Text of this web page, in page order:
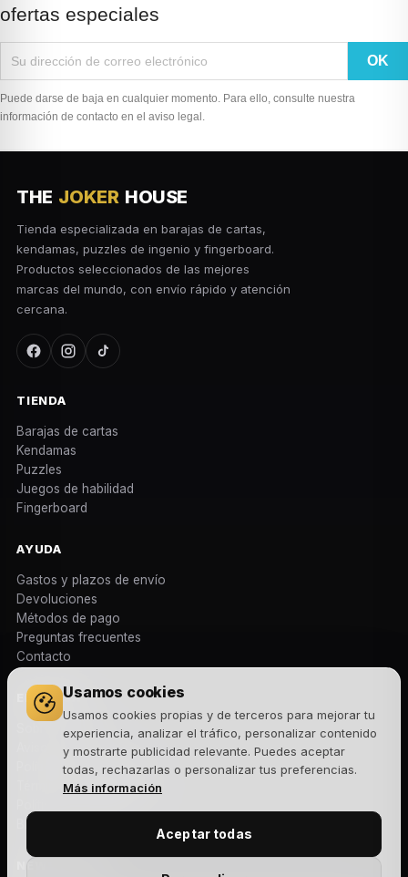
Usamos cookies
Usamos cookies propias y de terceros para mejorar tu
experiencia, analizar el tráfico, personalizar contenido
y mostrarte publicidad relevante. Puedes aceptar
todas, rechazarlas o personalizar tus preferencias.
Más información
Aceptar todas
ofertas especiales
Puede darse de baja en cualquier momento. Para ello, consulte nuestra
información de contacto en el aviso legal.
THE JOKER HOUSE
Tienda especializada en barajas de cartas,
kendamas, puzzles de ingenio y fingerboard.
Productos seleccionados de las mejores
marcas del mundo, con envío rápido y atención
cercana.
TIENDA
Barajas de cartas
Kendamas
Puzzles
Juegos de habilidad
Fingerboard
AYUDA
Gastos y plazos de envío
Devoluciones
Métodos de pago
Preguntas frecuentes
Contacto
EMPRESA
Sobre nosotros
Aviso legal
Política de privacidad
Términos y condiciones
Blog
NEWSLETTER